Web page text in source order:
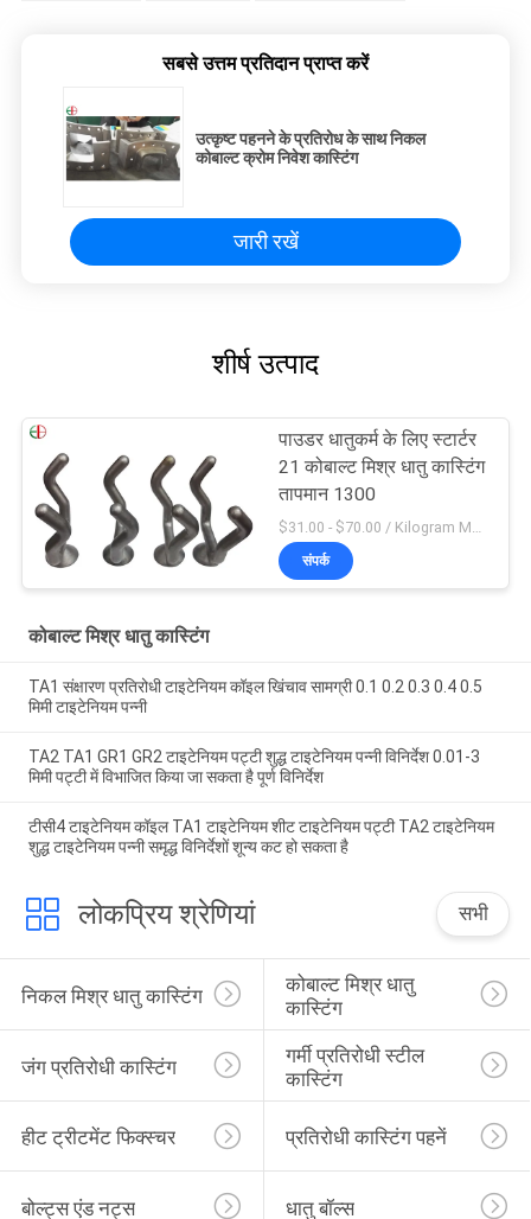
सबसे उत्तम प्रतिदान प्राप्त करें
उत्कृष्ट पहनने के प्रतिरोध के साथ निकल
कोबाल्ट क्रोम निवेश कास्टिंग
जारी रखें
शीर्ष उत्पाद
पाउडर धातुकर्म के लिए स्टार्टर
21 कोबाल्ट मिश्र धातु कास्टिंग
तापमान 1300
$31.00 - $70.00 / Kilogram MOQ:5 टुकड़ा/टुकड़े
संपर्क
कोबाल्ट मिश्र धातु कास्टिंग
TA1 संक्षारण प्रतिरोधी टाइटेनियम कॉइल खिंचाव सामग्री 0.1 0.2 0.3 0.4 0.5
मिमी टाइटेनियम पन्नी
TA2 TA1 GR1 GR2 टाइटेनियम पट्टी शुद्ध टाइटेनियम पन्नी विनिर्देश 0.01-3
मिमी पट्टी में विभाजित किया जा सकता है पूर्ण विनिर्देश
टीसी4 टाइटेनियम कॉइल TA1 टाइटेनियम शीट टाइटेनियम पट्टी TA2 टाइटेनियम
शुद्ध टाइटेनियम पन्नी समृद्ध विनिर्देशों शून्य कट हो सकता है
लोकप्रिय श्रेणियां सभी
निकल मिश्र धातु कास्टिंग
कोबाल्ट मिश्र धातु
कास्टिंग
जंग प्रतिरोधी कास्टिंग
गर्मी प्रतिरोधी स्टील
कास्टिंग
हीट ट्रीटमेंट फिक्स्चर प्रतिरोधी कास्टिंग पहनें
बोल्ट्स एंड नट्स धातु बॉल्स